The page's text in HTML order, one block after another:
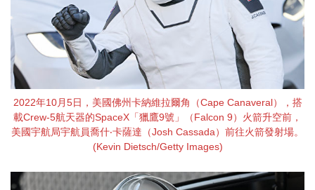
2022年10月5日，美國佛州卡納維拉爾角（Cape Canaveral），搭
載Crew-5航天器的SpaceX「獵鷹9號」（Falcon 9）火箭升空前，
美國宇航局宇航員喬什‧卡薩達（Josh Cassada）前往火箭發射場。
(Kevin Dietsch/Getty Images)